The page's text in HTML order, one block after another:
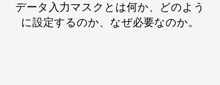
データ入力マスクとは何か、どのよう
に設定するのか、なぜ必要なのか。